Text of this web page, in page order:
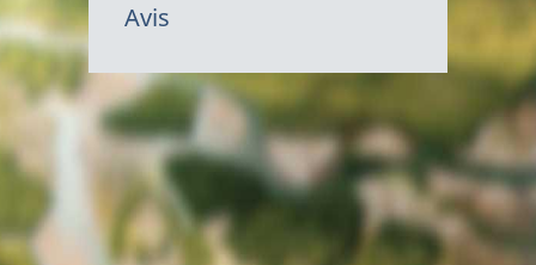
Avis
Canada